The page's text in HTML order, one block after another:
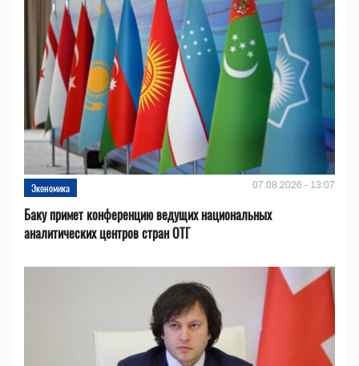
Экономика 07.08.2026 - 13:07
Баку примет конференцию ведущих национальных
аналитических центров стран ОТГ